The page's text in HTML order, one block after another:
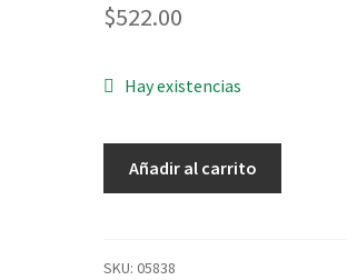
$522.00
Hay existencias
la
Añadir al carrito
SKU:05838